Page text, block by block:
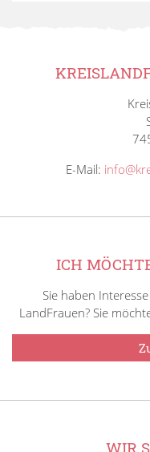
E-Mail:
ICH
Sie haben
LandFrauen? Sie
WIR